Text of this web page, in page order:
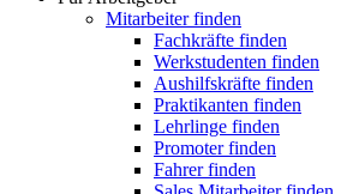
Mitarbeiter finden
Fachkräfte finden
Werkstudenten finden
Aushilfskräfte finden
Praktikanten finden
Lehrlinge finden
Promoter finden
Fahrer finden